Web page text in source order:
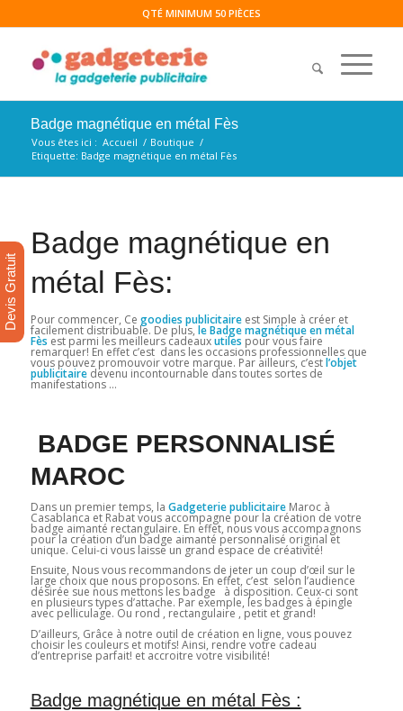
QTÉ MINIMUM 50 PIÈCES
Badge magnétique en métal Fès
Vous êtes ici : Accueil / Boutique /
Etiquette: Badge magnétique en métal Fès
Badge magnétique en
métal Fès:
Pour commencer, Ce goodies publicitaireest Simple à créer et
facilement distribuable. De plus, le Badge magnétique en métal
Fès est parmi les meilleurs cadeauxutiles pour vous faire
remarquer! En effet c’est dans les occasions professionnelles que
vous pouvez promouvoir votre marque. Par ailleurs, c’estl’objet
publicitairedevenu incontournable dans toutes sortes de
manifestations …
BADGE PERSONNALISÉ
MAROC
Dans un premier temps, la Gadgeterie publicitaireMaroc à
Casablanca et Rabat vous accompagne pour la création de votre
badge aimanté rectangulaire. En effet, nous vous accompagnons
pour la création d’un badge aimanté personnalisé original et
unique. Celui-ci vous laisse un grand espace de créativité!
Ensuite, Nous vous recommandons de jeter un coup d’œil sur le
large choix que nous proposons. En effet, c’est selon l’audience
désirée sue nous mettons les badge à disposition. Ceux-ci sont
en plusieurs types d’attache. Par exemple, les badges à épingle
avec pelliculage. Ou rond , rectangulaire , petit et grand!
D’ailleurs, Grâce à notre outil de création en ligne, vous pouvez
choisir les couleurs et motifs! Ainsi, rendre votre cadeau
d’entreprise parfait! et accroitre votre visibilité!
Badge magnétique en métal Fès :
Devis Gratuit